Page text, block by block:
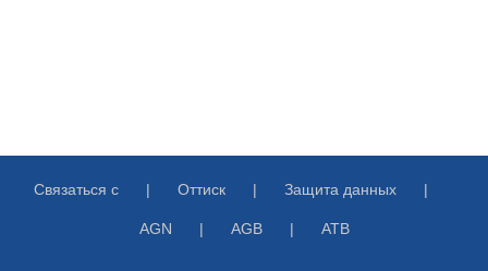
Связаться с Оттиск Защита данных
AGN AGB ATB